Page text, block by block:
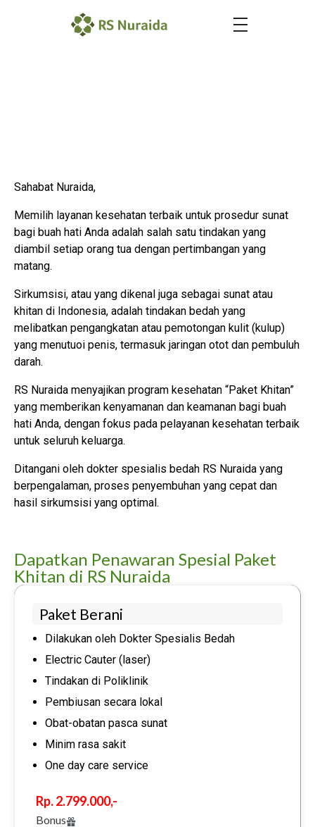
Sahabat Nuraida,
Memilih layanan kesehatan terbaik untuk prosedur sunat
bagi buah hati Anda adalah salah satu tindakan yang
diambil setiap orang tua dengan pertimbangan yang
matang.
Sirkumsisi, atau yang dikenal juga sebagai sunat atau
khitan di Indonesia, adalah tindakan bedah yang
melibatkan pengangkatan atau pemotongan kulit (kulup)
yang menutuoi penis, termasuk jaringan otot dan pembuluh
darah.
RS Nuraida menyajikan program kesehatan “Paket Khitan”
yang memberikan kenyamanan dan keamanan bagi buah
hati Anda, dengan fokus pada pelayanan kesehatan terbaik
untuk seluruh keluarga.
Ditangani oleh dokter spesialis bedah RS Nuraida yang
berpengalaman, proses penyembuhan yang cepat dan
hasil sirkumsisi yang optimal.
Dapatkan Penawaran Spesial Paket
Khitan di RS Nuraida
Paket Berani
Dilakukan oleh Dokter Spesialis Bedah
Electric Cauter (laser)
Tindakan di Poliklinik
Pembiusan secara lokal
Obat-obatan pasca sunat
Minim rasa sakit
One day care service
Rp. 2.799.000,-
Bonus